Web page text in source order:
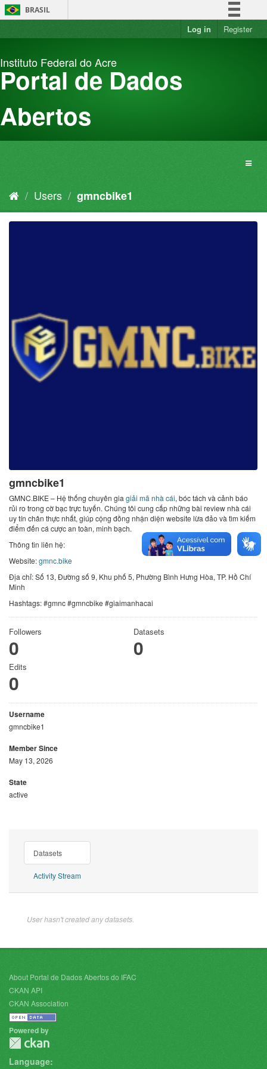
Skip
to
BRASIL
Simplifique!
Acesso à informação
Log in Register
Instituto Federal do Acre
Portal de Dados
Abertos
Users gmncbike1
gmncbike1
GMNC.BIKE – Hệ thống chuyên gia giải mã nhà cái, bóc tách và cảnh báo
rủi ro trong cờ bạc trực tuyến. Chúng tôi cung cấp những bài review nhà cái
uy tín chân thực nhất, giúp cộng đồng nhận diện website lừa đảo và tìm kiếm
điểm đến cá cược an toàn, minh bạch.
Thông tin liên hệ:
Website:gmnc.bike
Địa chỉ: Số 13, Đường số 9, Khu phố 5, Phường Bình Hưng Hòa, TP. Hồ Chí
Minh
Hashtags: #gmnc #gmncbike #giaimanhacai
Followers
0
Datasets
0
Edits
0
Username
gmncbike1
Member Since
May 13, 2026
State
active
Datasets
Activity Stream
User hasn't created any datasets.
About Portal de Dados Abertos do IFAC
CKAN API
CKAN Association
Powered by
Language